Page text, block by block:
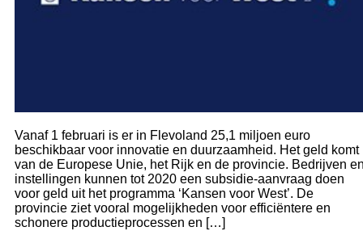
Vanaf 1 februari is er in Flevoland 25,1 miljoen euro
beschikbaar voor innovatie en duurzaamheid. Het geld komt
van de Europese Unie, het Rijk en de provincie. Bedrijven
instellingen kunnen tot 2020 een subsidie-aanvraag doen
voor geld uit het programma ‘Kansen voor West’. De
provincie ziet vooral mogelijkheden voor efficiëntere en
schonere productieprocessen en […]